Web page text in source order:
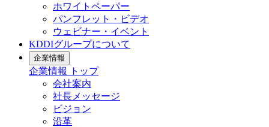
ホワイトペーパー
パンフレット・ビデオ
ウェビナー・イベント
KDDIグループについて
企業情報
企業情報
トップ
会社案内
社長メッセージ
ビジョン
沿革